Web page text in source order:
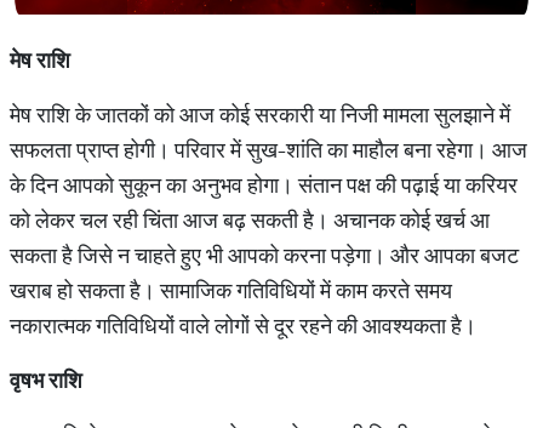
मेष राशि
मेष राशि के जातकों को आज कोई सरकारी या निजी मामला सुलझाने में
सफलता प्राप्त होगी। परिवार में सुख-शांति का माहौल बना रहेगा। आज
के दिन आपको सुकून का अनुभव होगा। संतान पक्ष की पढ़ाई या करियर
को लेकर चल रही चिंता आज बढ़ सकती है। अचानक कोई खर्च आ
सकता है जिसे न चाहते हुए भी आपको करना पड़ेगा। और आपका बजट
खराब हो सकता है। सामाजिक गतिविधियों में काम करते समय
नकारात्मक गतिविधियों वाले लोगों से दूर रहने की आवश्यकता है।
वृषभ राशि